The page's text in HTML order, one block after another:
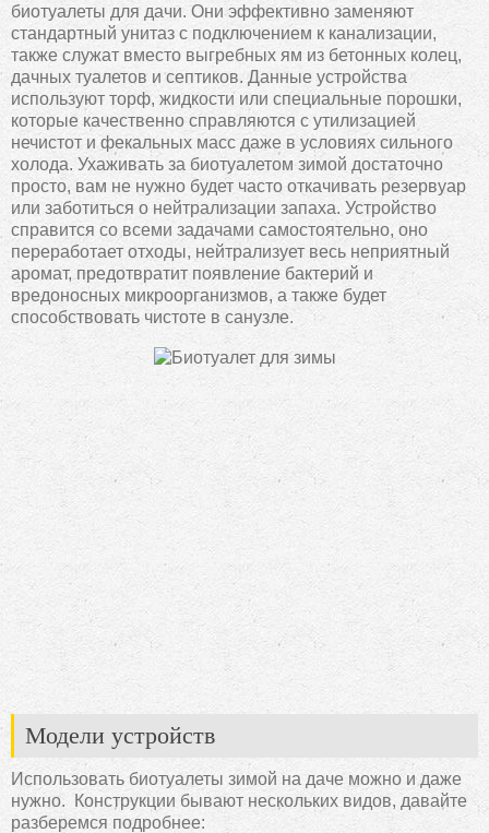
биотуалеты для дачи. Они эффективно заменяют
стандартный унитаз с подключением к канализации,
также служат вместо выгребных ям из бетонных колец,
дачных туалетов и септиков. Данные устройства
используют торф, жидкости или специальные порошки,
которые качественно справляются с утилизацией
нечистот и фекальных масс даже в условиях сильного
холода. Ухаживать за биотуалетом зимой достаточно
просто, вам не нужно будет часто откачивать резервуар
или заботиться о нейтрализации запаха. Устройство
справится со всеми задачами самостоятельно, оно
переработает отходы, нейтрализует весь неприятный
аромат, предотвратит появление бактерий и
вредоносных микроорганизмов, а также будет
способствовать чистоте в санузле.
Модели устройств
Использовать биотуалеты зимой на даче можно и даже
нужно. Конструкции бывают нескольких видов, давайте
разберемся подробнее: